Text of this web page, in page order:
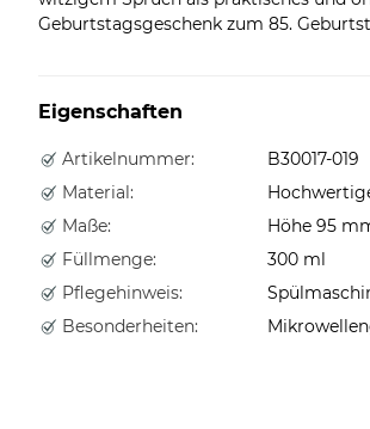
Geburtstagsgeschenk zum 85.
Eigenschaften
Artikelnummer:
B30017-019
Material:
Maße:
Höhe 95
Füllmenge:
300 ml
Pflegehinweis:
Besonderheiten: